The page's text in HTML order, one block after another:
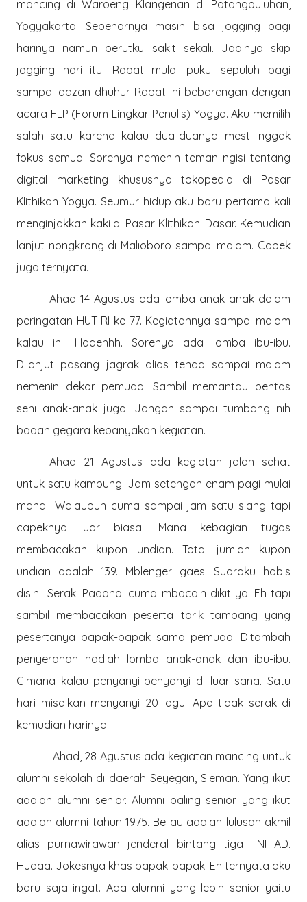
mancing di Waroeng Klangenan di Patangpuluhan,
Yogyakarta. Sebenarnya masih bisa jogging pagi
harinya namun perutku sakit sekali. Jadinya skip
jogging hari itu. Rapat mulai pukul sepuluh pagi
sampai adzan dhuhur. Rapat ini bebarengan dengan
acara FLP (Forum Lingkar Penulis) Yogya. Aku memilih
salah satu karena kalau dua-duanya mesti nggak
fokus semua. Sorenya nemenin teman ngisi tentang
digital marketing khususnya tokopedia di Pasar
Klithikan Yogya. Seumur hidup aku baru pertama kali
menginjakkan kaki di Pasar Klithikan. Dasar. Kemudian
lanjut nongkrong di Malioboro sampai malam. Capek
juga ternyata.
Ahad 14 Agustus ada lomba anak-anak dalam
peringatan HUT RI ke-77. Kegiatannya sampai malam
kalau ini. Hadehhh. Sorenya ada lomba ibu-ibu.
Dilanjut pasang jagrak alias tenda sampai malam
nemenin dekor pemuda. Sambil memantau pentas
seni anak-anak juga. Jangan sampai tumbang nih
badan gegara kebanyakan kegiatan.
Ahad 21 Agustus ada kegiatan jalan sehat
untuk satu kampung. Jam setengah enam pagi mulai
mandi. Walaupun cuma sampai jam satu siang tapi
capeknya luar biasa. Mana kebagian tugas
membacakan kupon undian. Total jumlah kupon
undian adalah 139. Mblenger gaes. Suaraku habis
disini. Serak. Padahal cuma mbacain dikit ya. Eh tapi
sambil membacakan peserta tarik tambang yang
pesertanya bapak-bapak sama pemuda. Ditambah
penyerahan hadiah lomba anak-anak dan ibu-ibu.
Gimana kalau penyanyi-penyanyi di luar sana. Satu
hari misalkan menyanyi 20 lagu. Apa tidak serak di
kemudian harinya.
Ahad, 28 Agustus ada kegiatan mancing untuk
alumni sekolah di daerah Seyegan, Sleman. Yang ikut
adalah alumni senior. Alumni paling senior yang ikut
adalah alumni tahun 1975. Beliau adalah lulusan akmil
alias purnawirawan jenderal bintang tiga TNI AD.
Huaaa. Jokesnya khas bapak-bapak. Eh ternyata aku
baru saja ingat. Ada alumni yang lebih senior yaitu